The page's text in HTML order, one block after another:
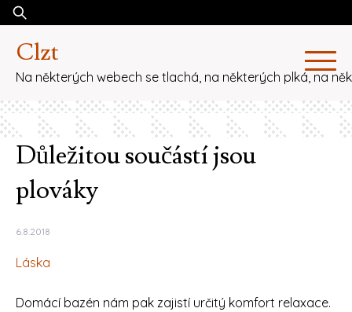
Skip
content
Vyhledávání
Clzt
Na některých webech se tlachá, na některých plká, na
Důležitou součástí jsou
plováky
6.8.2018
Láska
Domácí bazén nám pak zajistí určitý komfort relaxace.